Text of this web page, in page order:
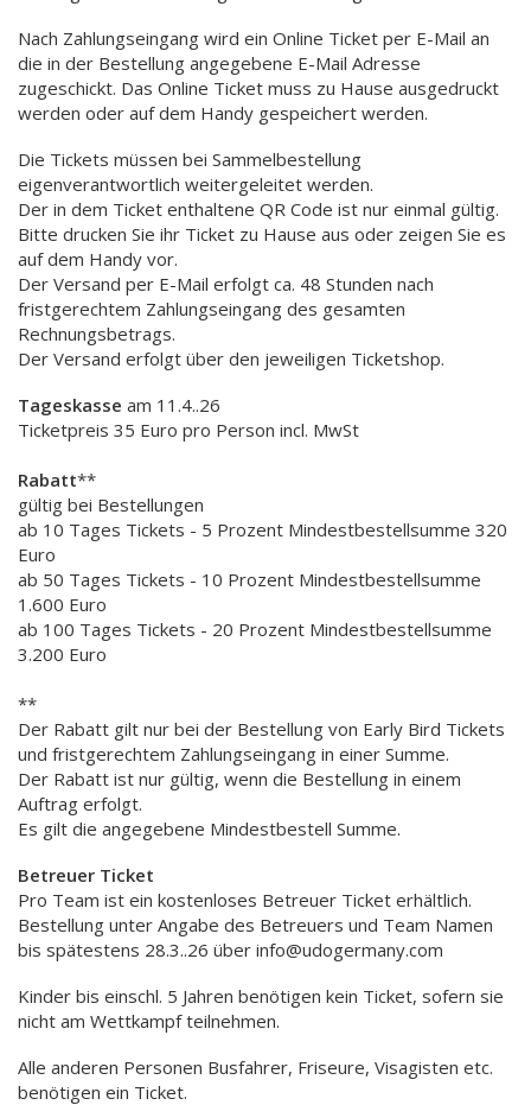
Nach Zahlungseingang wird ein Online Ticket per E-Mail an
die in der Bestellung angegebene E-Mail Adresse
zugeschickt. Das Online Ticket muss zu Hause ausgedruckt
werden oder auf dem Handy gespeichert werden.
Die Tickets müssen bei Sammelbestellung
eigenverantwortlich weitergeleitet werden.
Der in dem Ticket enthaltene QR Code ist nur einmal gültig.
Bitte drucken Sie ihr Ticket zu Hause aus oder zeigen Sie es
auf dem Handy vor.
Der Versand per E-Mail erfolgt ca. 48 Stunden nach
fristgerechtem Zahlungseingang des gesamten
Rechnungsbetrags.
Der Versand erfolgt über den jeweiligen Ticketshop.
Tageskasse am 11.4..26
Ticketpreis 35 Euro pro Person incl. MwSt
Rabatt**
gültig bei Bestellungen
ab 10 Tages Tickets - 5 Prozent Mindestbestellsumme 320
Euro
ab 50 Tages Tickets - 10 Prozent Mindestbestellsumme
1.600 Euro
ab 100 Tages Tickets - 20 Prozent Mindestbestellsumme
3.200 Euro
**
Der Rabatt gilt nur bei der Bestellung von Early Bird Tickets
und fristgerechtem Zahlungseingang in einer Summe.
Der Rabatt ist nur gültig, wenn die Bestellung in einem
Auftrag erfolgt.
Es gilt die angegebene Mindestbestell Summe.
Betreuer Ticket
Pro Team ist ein kostenloses Betreuer Ticket erhältlich.
Bestellung unter Angabe des Betreuers und Team Namen
bis spätestens 28.3..26 über info@udogermany.com
Kinder bis einschl. 5 Jahren benötigen kein Ticket, sofern sie
nicht am Wettkampf teilnehmen.
Alle anderen Personen Busfahrer, Friseure, Visagisten etc.
benötigen ein Ticket.